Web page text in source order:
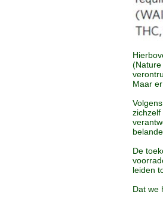
(Nature
Maar
De
leiden
Dat we